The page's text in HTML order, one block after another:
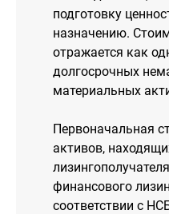
подготовку
назначению.
отражается как
долгосрочных
материальных
Первоначальная
активов,
финансового
соответствии с